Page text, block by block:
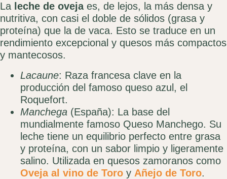
La leche de ovejaes, de lejos, la más densa y
nutritiva, con casi el doble de sólidos (grasa y
proteína) que la de vaca. Esto se traduce en un
rendimiento excepcional y quesos más compactos
y mantecosos.
Lacaune: Raza francesa clave en la
producción del famoso queso azul, el
Roquefort.
Manchega (España): La base del
mundialmente famoso Queso Manchego. Su
leche tiene un equilibrio perfecto entre grasa
y proteína, con un sabor limpio y ligeramente
salino. Utilizada en quesos zamoranos como
Oveja al vino de Toro y Añejo de Toro.